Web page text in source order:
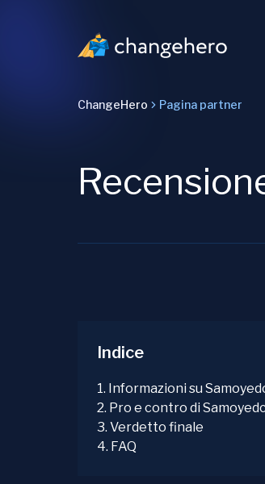
ChangeHero Pagina partner
Indice
1. Informazioni su
2. Pro e contro di
3. Verdetto finale
4. FAQ